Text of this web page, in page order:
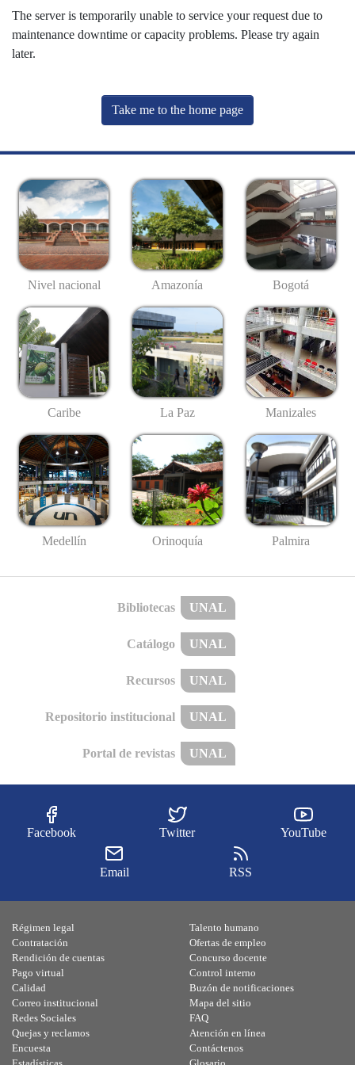
The server is temporarily unable to service your request due to
maintenance downtime or capacity problems. Please try again
later.
Take me to the home page
Nivel nacional Amazonía Bogotá
Caribe La Paz Manizales
Medellín Orinoquía Palmira
Bibliotecas UNAL
Catálogo UNAL
Recursos UNAL
Repositorio institucional UNAL
Portal de revistas UNAL
Facebook Twitter YouTube
Email RSS
Régimen legal
Contratación
Rendición de cuentas
Pago virtual
Calidad
Talento humano
Ofertas de empleo
Concurso docente
Control interno
Buzón de notificaciones
Correo institucional
Redes Sociales
Quejas y reclamos
Encuesta
Mapa del sitio
FAQ
Atención en línea
Contáctenos